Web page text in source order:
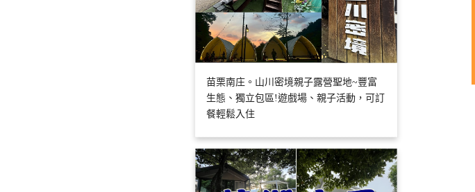
苗栗南庄。山川密境親子露營聖地~豐富
生態、獨立包區!遊戲場、親子活動，可訂
餐輕鬆入住